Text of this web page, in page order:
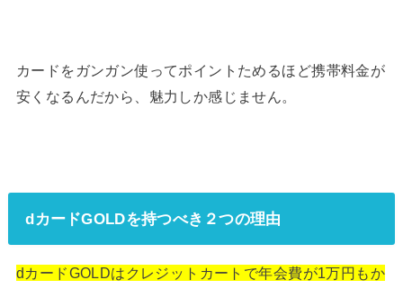
カードをガンガン使ってポイントためるほど携帯料金が
安くなるんだから、魅力しか感じません。
dカードGOLDを持つべき２つの理由
dカードGOLDはクレジットカートで年会費が1万円もか